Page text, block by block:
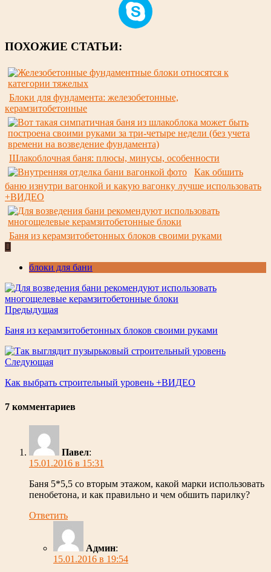
ПОХОЖИЕ СТАТЬИ:
Блоки для фундамента: железобетонные,
керамзитобетонные
Шлакоблочная баня: плюсы, минусы, особенности
Как обшить
баню изнутри вагонкой и какую вагонку лучше использовать
+ВИДЕО
Баня из керамзитобетонных блоков своими руками
блоки для бани
Предыдущая
Баня из керамзитобетонных блоков своими руками
Следующая
Как выбрать строительный уровень +ВИДЕО
7 комментариев
Павел:
15.01.2016 в 15:31
Баня 5*5,5 со вторым этажом, какой марки использовать
пенобетона, и как правильно и чем обшить парилку?
Ответить
Админ:
15.01.2016 в 19:54